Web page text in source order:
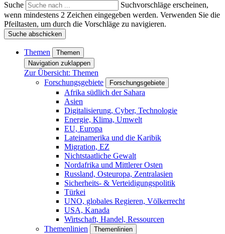
Suche
Suchvorschläge erscheinen,
wenn mindestens 2 Zeichen eingegeben werden. Verwenden Sie die
Pfeiltasten, um durch die Vorschläge zu navigieren.
Suche abschicken
Themen
Themen
Navigation zuklappen
Zur Übersicht: Themen
Forschungsgebiete
Forschungsgebiete
Afrika südlich der Sahara
Asien
Digitalisierung, Cyber, Technologie
Energie, Klima, Umwelt
EU, Europa
Lateinamerika und die Karibik
Migration, EZ
Nichtstaatliche Gewalt
Nordafrika und Mittlerer Osten
Russland, Osteuropa, Zentralasien
Sicherheits- & Verteidigungspolitik
Türkei
UNO, globales Regieren, Völkerrecht
USA, Kanada
Wirtschaft, Handel, Ressourcen
Themenlinien
Themenlinien